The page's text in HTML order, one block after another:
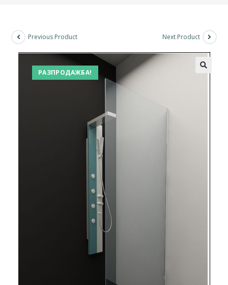
РАЗПРОДАЖБА!
Previous Product Next Product